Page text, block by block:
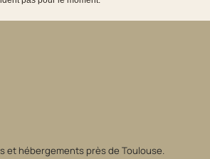
et hébergements près de Toulouse.